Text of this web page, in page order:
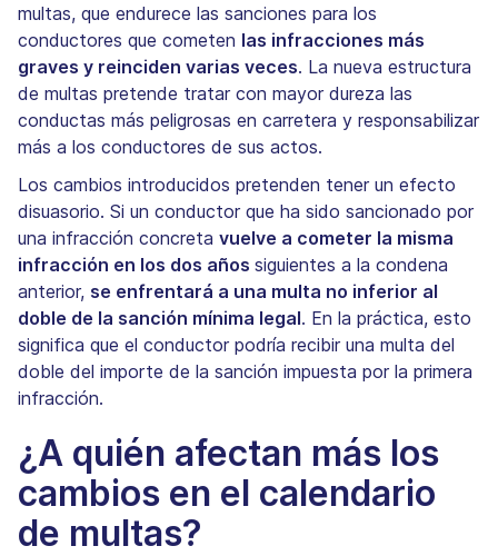
multas, que endurece las sanciones para los
conductores que cometen las infracciones más
graves y reinciden varias veces. La nueva estructura
de multas pretende tratar con mayor dureza las
conductas más peligrosas en carretera y responsabilizar
más a los conductores de sus actos.
Los cambios introducidos pretenden tener un efecto
disuasorio. Si un conductor que ha sido sancionado por
una infracción concreta vuelve a cometer la misma
infracción en los dos años siguientes a la condena
anterior, se enfrentará a una multa no inferior al
doble de la sanción mínima legal. En la práctica, esto
significa que el conductor podría recibir una multa del
doble del importe de la sanción impuesta por la primera
infracción.
¿A quién afectan más los
cambios en el calendario
de multas?